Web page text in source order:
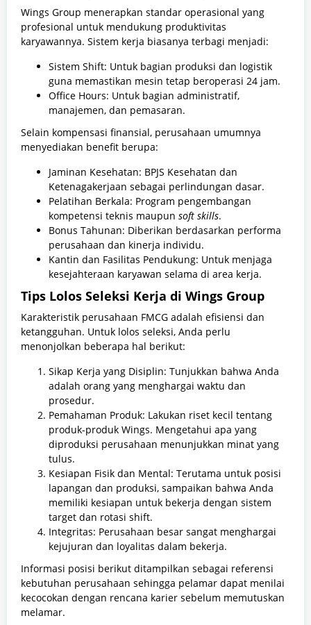
Wings Group menerapkan standar operasional yang
profesional untuk mendukung produktivitas
karyawannya. Sistem kerja biasanya terbagi menjadi:
Sistem Shift: Untuk bagian produksi dan logistik
guna memastikan mesin tetap beroperasi 24 jam.
Office Hours: Untuk bagian administratif,
manajemen, dan pemasaran.
Selain kompensasi finansial, perusahaan umumnya
menyediakan benefit berupa:
Jaminan Kesehatan: BPJS Kesehatan dan
Ketenagakerjaan sebagai perlindungan dasar.
Pelatihan Berkala: Program pengembangan
kompetensi teknis maupun soft skills.
Bonus Tahunan: Diberikan berdasarkan performa
perusahaan dan kinerja individu.
Kantin dan Fasilitas Pendukung: Untuk menjaga
kesejahteraan karyawan selama di area kerja.
Tips Lolos Seleksi Kerja di Wings Group
Karakteristik perusahaan FMCG adalah efisiensi dan
ketangguhan. Untuk lolos seleksi, Anda perlu
menonjolkan beberapa hal berikut:
Sikap Kerja yang Disiplin: Tunjukkan bahwa Anda
adalah orang yang menghargai waktu dan
prosedur.
Pemahaman Produk: Lakukan riset kecil tentang
produk-produk Wings. Mengetahui apa yang
diproduksi perusahaan menunjukkan minat yang
tulus.
Kesiapan Fisik dan Mental: Terutama untuk posisi
lapangan dan produksi, sampaikan bahwa Anda
memiliki kesiapan untuk bekerja dengan sistem
target dan rotasi shift.
Integritas: Perusahaan besar sangat menghargai
kejujuran dan loyalitas dalam bekerja.
Informasi posisi berikut ditampilkan sebagai referensi
kebutuhan perusahaan sehingga pelamar dapat menilai
kecocokan dengan rencana karier sebelum memutuskan
melamar.